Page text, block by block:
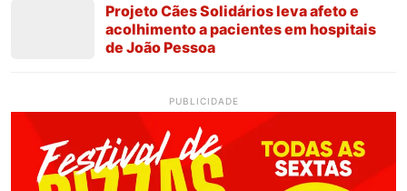
Projeto Cães Solidários leva afeto e
acolhimento a pacientes em hospitais
de João Pessoa
PUBLICIDADE